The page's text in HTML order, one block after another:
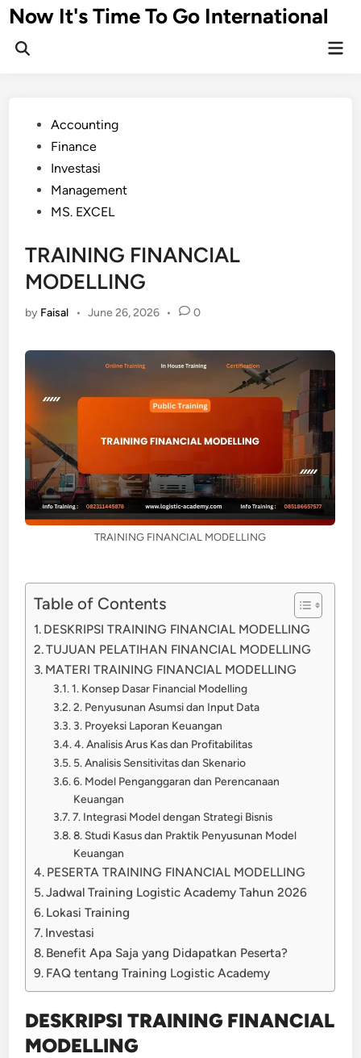
Skip
to
content
Now It's Time To Go International
PostedAccounting
Finance
Investasi
Management
MS. EXCEL
TRAINING FINANCIAL
MODELLING
by Faisal • June 26, 2026 • 0
TRAINING FINANCIAL MODELLING
Table of Contents
DESKRIPSI TRAINING FINANCIAL MODELLING
TUJUAN PELATIHAN FINANCIAL MODELLING
MATERI TRAINING FINANCIAL MODELLING
1. Konsep Dasar Financial Modelling
2. Penyusunan Asumsi dan Input Data
3. Proyeksi Laporan Keuangan
4. Analisis Arus Kas dan Profitabilitas
5. Analisis Sensitivitas dan Skenario
6. Model Penganggaran dan Perencanaan
Keuangan
7. Integrasi Model dengan Strategi Bisnis
8. Studi Kasus dan Praktik Penyusunan Model
Keuangan
PESERTA TRAINING FINANCIAL MODELLING
Jadwal Training Logistic Academy Tahun 2026
Lokasi Training
Investasi
Benefit Apa Saja yang Didapatkan Peserta?
FAQ tentang Training Logistic Academy
DESKRIPSI TRAINING FINANCIAL
MODELLING